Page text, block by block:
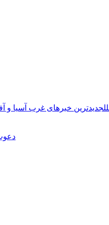
جدیدترین خبرهای غرب آسیا و